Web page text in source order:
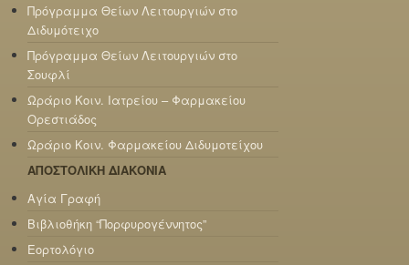
Πρόγραμμα Θείων Λειτουργιών στο
Διδυμότειχο
Πρόγραμμα Θείων Λειτουργιών στο
Σουφλί
Ωράριο Κοιν. Ιατρείου – Φαρμακείου
Ορεστιάδος
Ωράριο Κοιν. Φαρμακείου Διδυμοτείχου
ΑΠΟΣΤΟΛΙΚΗ ΔΙΑΚΟΝΙΑ
Αγία Γραφή
Βιβλιοθήκη “Πορφυρογέννητος”
Εορτολόγιο